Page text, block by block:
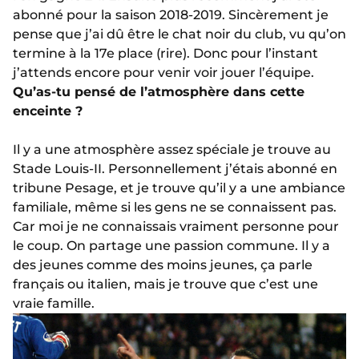
abonné pour la saison 2018-2019. Sincèrement je
pense que j’ai dû être le chat noir du club, vu qu’on
termine à la 17e place (rire). Donc pour l’instant
j’attends encore pour venir voir jouer l’équipe.
Qu’as-tu pensé de l’atmosphère dans cette
enceinte ?
Il y a une atmosphère assez spéciale je trouve au
Stade Louis-II. Personnellement j’étais abonné en
tribune Pesage, et je trouve qu’il y a une ambiance
familiale, même si les gens ne se connaissent pas.
Car moi je ne connaissais vraiment personne pour
le coup. On partage une passion commune. Il y a
des jeunes comme des moins jeunes, ça parle
français ou italien, mais je trouve que c’est une
vraie famille.